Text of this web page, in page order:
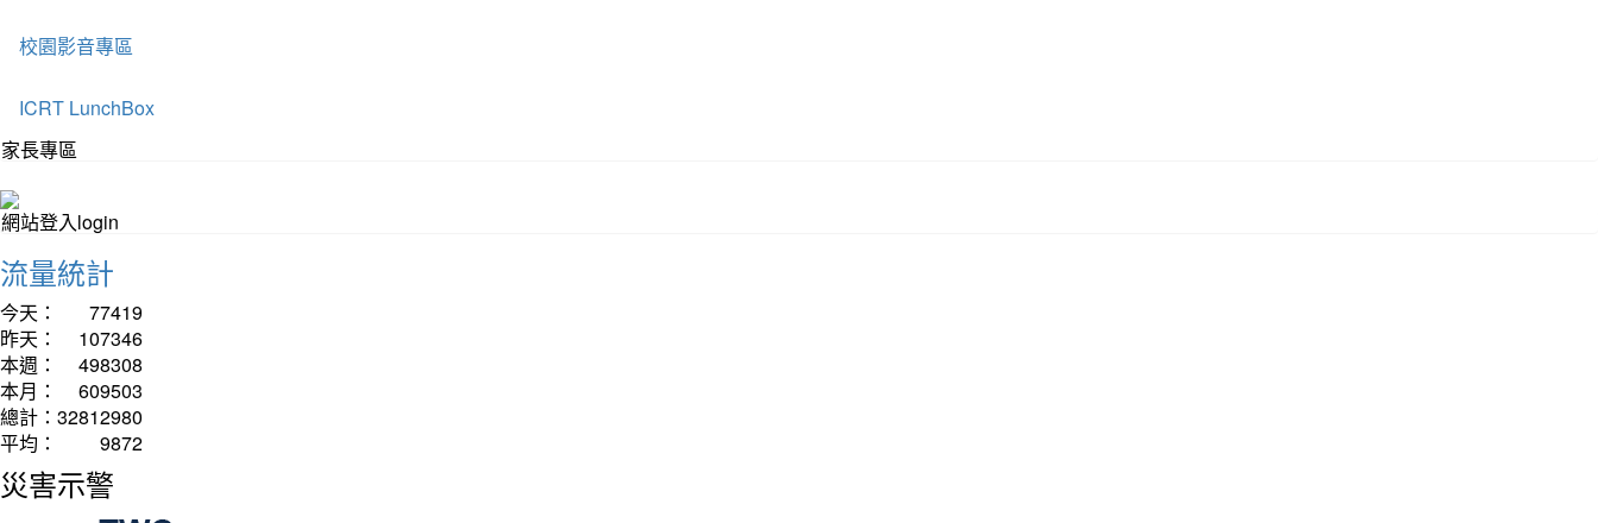
校園影音專區
ICRT LunchBox
家長專區
網站登入login
流量統計
今天：
77419
昨天：
107346
本週：
498308
本月：
609503
總計： 32812980
平均：
9872
災害示警